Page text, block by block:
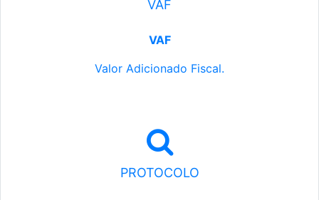
VAF
VAF
Valor Adicionado Fiscal.
PROTOCOLO